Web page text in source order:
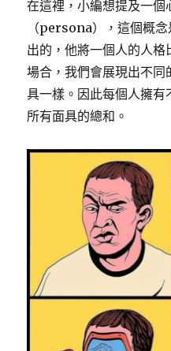
在這裡，小編想提及一
（persona），這個概
出的，他將一個人的人
場合，我們會展現出不
具一樣。因此每個人擁
所有面具的總和。